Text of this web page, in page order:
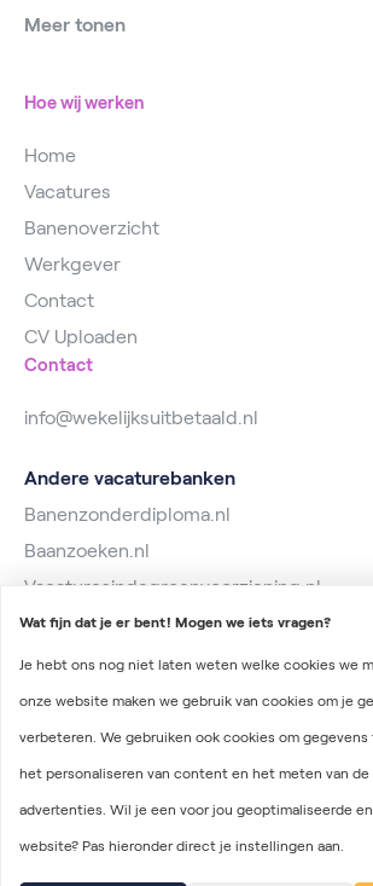
Vacatures
Meer tonen
Hoe wij werken
Home
Vacatures
Banenoverzicht
Werkgever
Contact
CV Uploaden
Contact
info@wekelijksuitbetaald.nl
Andere vacaturebanken
Banenzonderdiploma.nl
Baanzoeken.nl
Vacaturesindegroenvoorziening.nl
Privacyverklaring
Wat fijn dat je er bent! Mogen we iets vragen?
Je hebt ons nog niet laten weten welke cookies we
onze website maken we gebruik van cookies om je
verbeteren. We gebruiken ook cookies om gegevens
het personaliseren van content en het meten van
advertenties. Wil je een voor jou geoptimaliseerde
website? Pas hieronder direct je instellingen aan.